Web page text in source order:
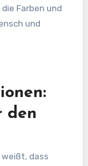
Farben und
und
den
weißt, dass